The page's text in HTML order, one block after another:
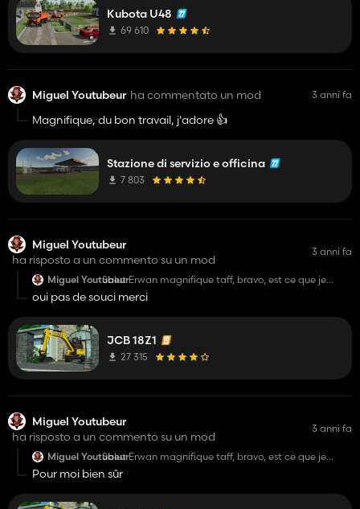
Kubota U48
69 610
Miguel Youtubeur ha commentato un mod 3 anni fa
Magnifique, du bon travail, j'adore 👍️
Stazione di servizio e officina
7 803
Miguel Youtubeur
ha risposto a un commento su un mod
3 anni fa
Miguel YoutubeurSalut Erwan magnifique taff, bravo, est ce que je
puisse faire la conversion pour fs22 ???
oui pas de souci merci
JCB 18Z1
27 315
Miguel Youtubeur
ha risposto a un commento su un mod
3 anni fa
Miguel YoutubeurSalut Erwan magnifique taff, bravo, est ce que je
puisse faire la conversion pour fs22 ???
Pour moi bien sûr